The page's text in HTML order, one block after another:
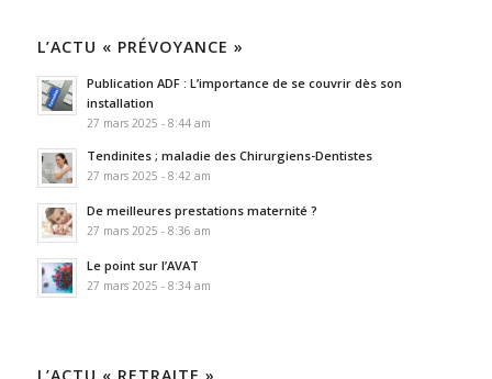
L’ACTU « PRÉVOYANCE »
Publication ADF : L’importance de se couvrir dès son
installation
27 mars 2025 - 8:44 am
Tendinites ; maladie des Chirurgiens-Dentistes
27 mars 2025 - 8:42 am
De meilleures prestations maternité ?
27 mars 2025 - 8:36 am
Le point sur l’AVAT
27 mars 2025 - 8:34 am